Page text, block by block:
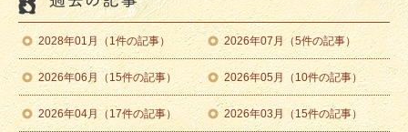
2028年01月（1件の記事） 2026年07月（5件の記事）
2026年06月（15件の記事） 2026年05月（10件の記事）
2026年04月（17件の記事） 2026年03月（15件の記事）